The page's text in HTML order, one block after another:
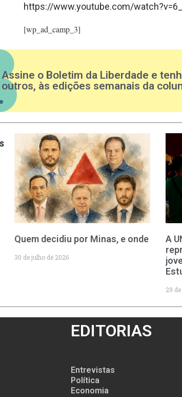
https://www.youtube.com/
[wp_ad_camp_3]
Assine o Boletim da Liberdade e
outros, às edições semanais da
Quem decidiu por Minas, e onde
30 de julho de 2026
A
29
EDITORIAS
Entrevistas
Política
Economia